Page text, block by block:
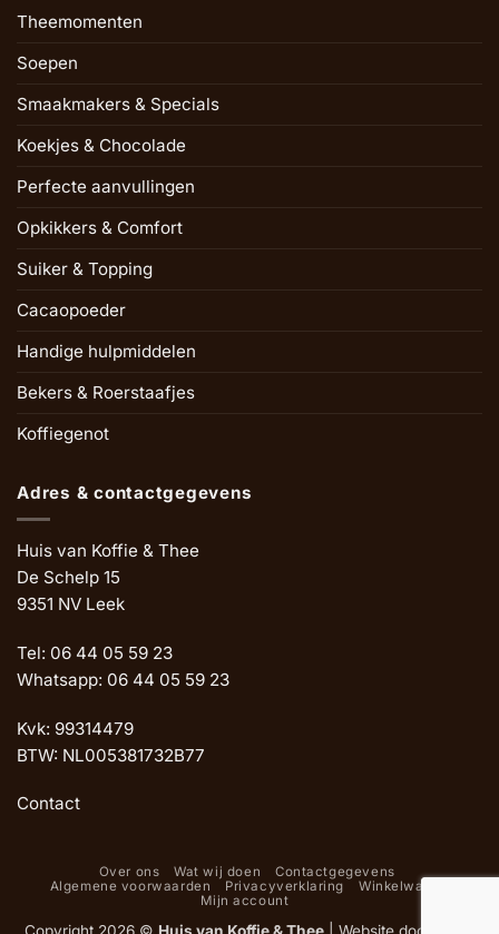
Theemomenten
Soepen
Smaakmakers & Specials
Koekjes & Chocolade
Perfecte aanvullingen
Opkikkers & Comfort
Suiker & Topping
Cacaopoeder
Handige hulpmiddelen
Bekers & Roerstaafjes
Koffiegenot
Adres & contactgegevens
Huis van Koffie & Thee
De Schelp 15
9351 NV Leek
Tel: 06 44 05 59 23
Whatsapp: 06 44 05 59 23
Kvk: 99314479
BTW: NL005381732B77
Contact
Over ons Wat wij doen
Contactgegevens
Algemene voorwaarden
Privacyverklaring
Winkelwagen
Mijn account